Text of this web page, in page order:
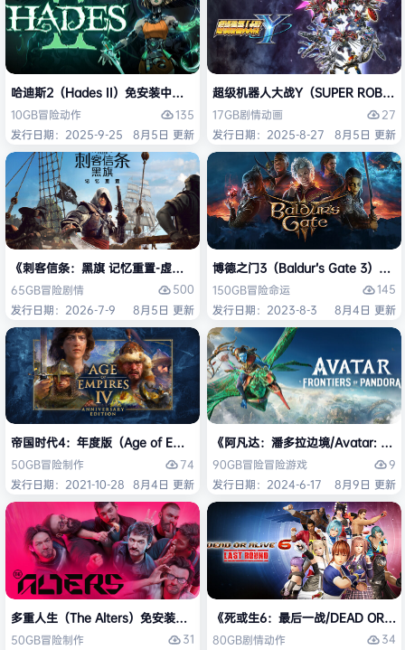
哈迪斯2（Hades II）免安装中文版
10GB冒险动作
135
发行日期：2025-9-25
8月5日 更新
超级机器人大战Y（SUPER
17GB剧情动画
27
发行日期：2025-8-27
8月5日 更新
《刺客信条：黑旗 记忆重置-虚拟机版/Assassin’s Creed Black Flag
65GB冒险剧情
500
发行日期：2026-7-9
8月5日 更新
博德之门3（Baldur’s Gate 3）免安
150GB冒险命运
145
发行日期：2023-8-3
8月4日 更新
帝国时代4：年度版（Age of Empires IV: Anniversary Edition）免安装
50GB冒险制作
74
发行日期：2021-10-28 8月4日 更新
《阿凡达：潘多拉边境/Avatar:
90GB冒险冒险游戏
9
发行日期：2024-6-17
8月9日 更新
多重人生（The Alters）免安装中文版
50GB冒险制作
31
《死或生6：最后一战/DEAD OR
80GB剧情动作
34